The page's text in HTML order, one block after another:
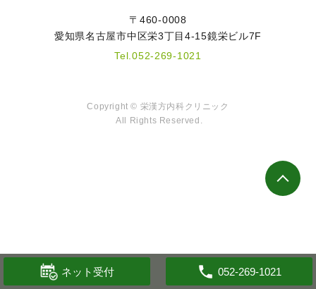
ネット受付
〒460-0008
愛知県名古屋市中区栄3丁目4-15鏡栄ビル7F
Tel.052-269-1021
Copyright © 栄漢方内科クリニック
All Rights Reserved.